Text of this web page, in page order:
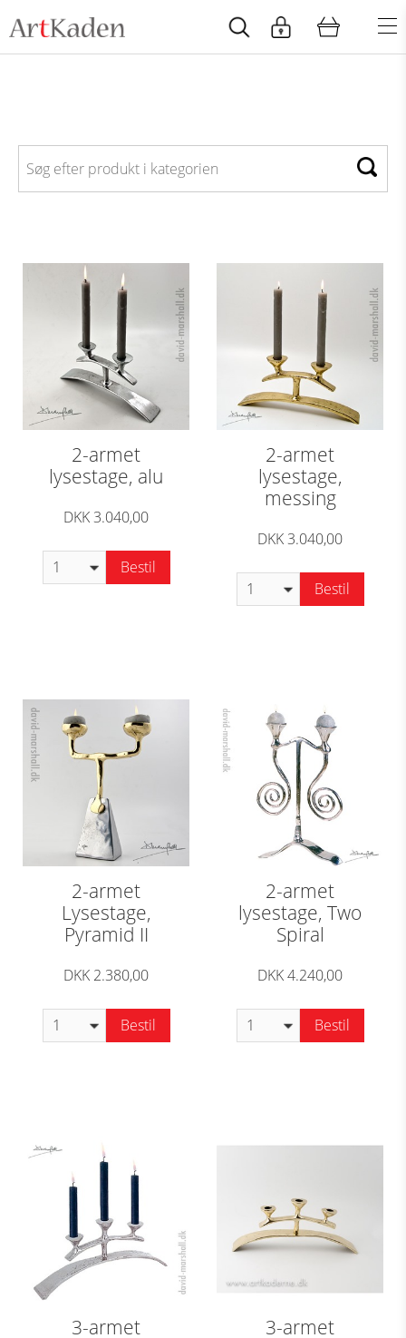
2-armet
lysestage, alu
DKK 3.040,00
Bestil
2-armet
lysestage,
messing
DKK 3.040,00
Bestil
2-armet
Lysestage,
Pyramid II
DKK 2.380,00
Bestil
2-armet
lysestage, Two
Spiral
DKK 4.240,00
Bestil
3-armet
3-armet